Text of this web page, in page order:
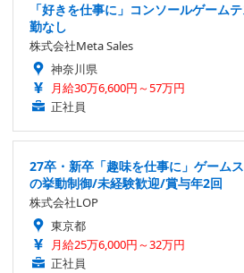
「好きを仕事に」コンソールゲーム
勤なし
株式会社Meta Sales
神奈川県
月給30万6,600円～57万円
正社員
27卒・新卒「趣味を仕事に」ゲーム
の挙動制御/未経験歓迎/賞与年2回
株式会社LOP
東京都
月給25万6,000円～32万円
正社員